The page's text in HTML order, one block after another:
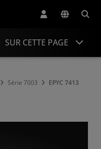
SUR CETTE PAGE
Série 7003 EPYC 7413